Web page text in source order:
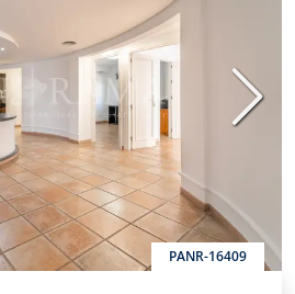
PANR-16409